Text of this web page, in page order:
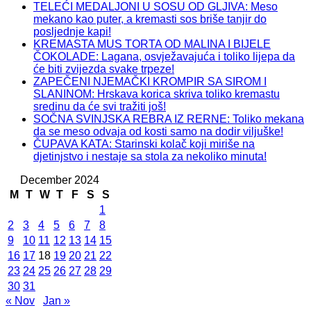
TELEĆI MEDALJONI U SOSU OD GLJIVA: Meso
mekano kao puter, a kremasti sos briše tanjir do
posljednje kapi!
KREMASTA MUS TORTA OD MALINA I BIJELE
ČOKOLADE: Lagana, osvježavajuća i toliko lijepa da
će biti zvijezda svake trpeze!
ZAPEČENI NJEMAČKI KROMPIR SA SIROM I
SLANINOM: Hrskava korica skriva toliko kremastu
sredinu da će svi tražiti još!
SOČNA SVINJSKA REBRA IZ RERNE: Toliko mekana
da se meso odvaja od kosti samo na dodir viljuške!
ČUPAVA KATA: Starinski kolač koji miriše na
djetinjstvo i nestaje sa stola za nekoliko minuta!
December 2024
M
T W T F S
S
1
2
3 4 5 6 7
8
9
10 11 12 13 14 15
16 17 18 19 20 21 22
23 24 25 26 27 28 29
30 31
« Nov
Jan »